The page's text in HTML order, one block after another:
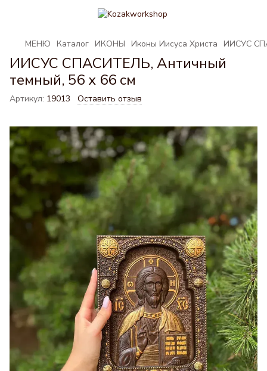
МЕНЮ Каталог ИКОНЫ Иконы Иисуса Христа ИИСУС
ИИСУС СПАСИТЕЛЬ, Античный
темный, 56 x 66 см
Артикул: 19013 Оставить отзыв